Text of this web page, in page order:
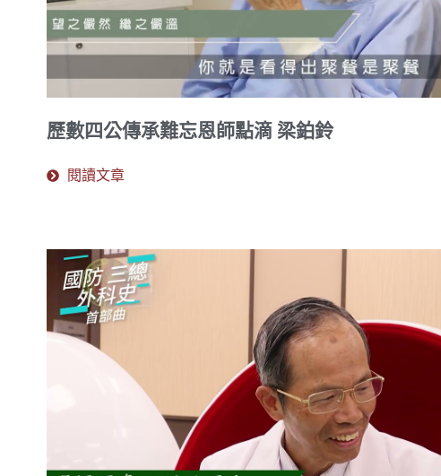
歷數四公傳承難忘恩師點滴 梁鉑鈴
閱讀文章